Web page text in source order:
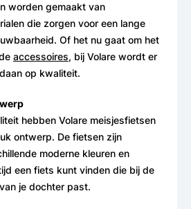
worden gemaakt van
die zorgen voor een lange
Of het nu gaat om het
accessoires, bij Volare wordt er
op kwaliteit.
hebben Volare meisjesfietsen
ontwerp. De fietsen zijn
moderne kleuren en
een fiets kunt vinden die bij de
je dochter past.